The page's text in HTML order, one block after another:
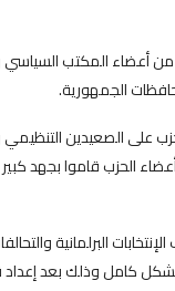
المكتب السياسي
الجمهورية.
على الصعيدين
الحزب قاموا بجهد
البرلمانية
كامل وذلك بعد